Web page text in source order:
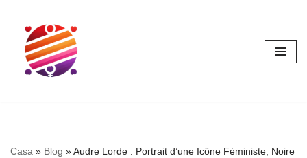
contenuto
Casa » Blog »Audre Lorde : Portrait d’une Icône Féministe, Noire